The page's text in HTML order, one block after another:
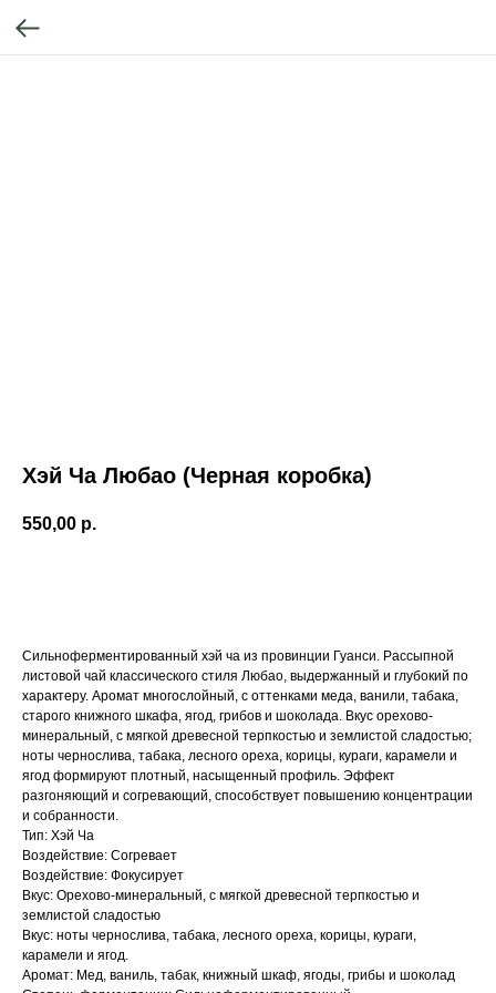
Хэй Ча Любао (Черная коробка)
550,00 р.
Сильноферментированный хэй ча из провинции Гуанси. Рассыпной
листовой чай классического стиля Любао, выдержанный и глубокий по
характеру. Аромат многослойный, с оттенками меда, ванили, табака,
старого книжного шкафа, ягод, грибов и шоколада. Вкус орехово-
минеральный, с мягкой древесной терпкостью и землистой сладостью;
ноты чернослива, табака, лесного ореха, корицы, кураги, карамели и
ягод формируют плотный, насыщенный профиль. Эффект
разгоняющий и согревающий, способствует повышению концентрации
и собранности.
Тип: Хэй Ча
Воздействие: Согревает
Воздействие: Фокусирует
Вкус: Орехово-минеральный, с мягкой древесной терпкостью и
землистой сладостью
Вкус: ноты чернослива, табака, лесного ореха, корицы, кураги,
карамели и ягод.
Аромат: Мед, ваниль, табак, книжный шкаф, ягоды, грибы и шоколад